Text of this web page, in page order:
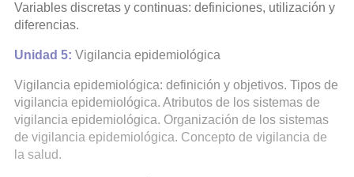
Variables discretas y continuas: definiciones, utilización y
diferencias.
Unidad 5: Vigilancia epidemiológica
Vigilancia epidemiológica: definición y objetivos. Tipos de
vigilancia epidemiológica. Atributos de los sistemas de
vigilancia epidemiológica. Organización de los sistemas
de vigilancia epidemiológica. Concepto de vigilancia de
la salud.